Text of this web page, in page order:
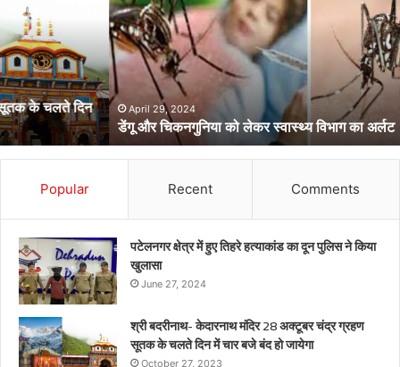
लेकर
स्वास्थ्य
विभाग
का
अर्लटApril 29, 2024
डेंगू और चिकनगुनिया को लेकर स्वास्थ्य विभाग का अर्लट
Popular Recent Comments
पटेलनगर क्षेत्र में हुए तिहरे हत्याकांड का दून पुलिस ने किया
खुलासा
June 27, 2024
श्री बदरीनाथ- केदारनाथ मंदिर 28 अक्टूबर चंद्र ग्रहण
सूतक के चलते दिन में चार बजे बंद हो जायेगा
October 27, 2023